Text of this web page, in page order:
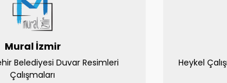
Mural İzmir
Belediyesi Duvar Resimleri
Çalışmaları
Heykel